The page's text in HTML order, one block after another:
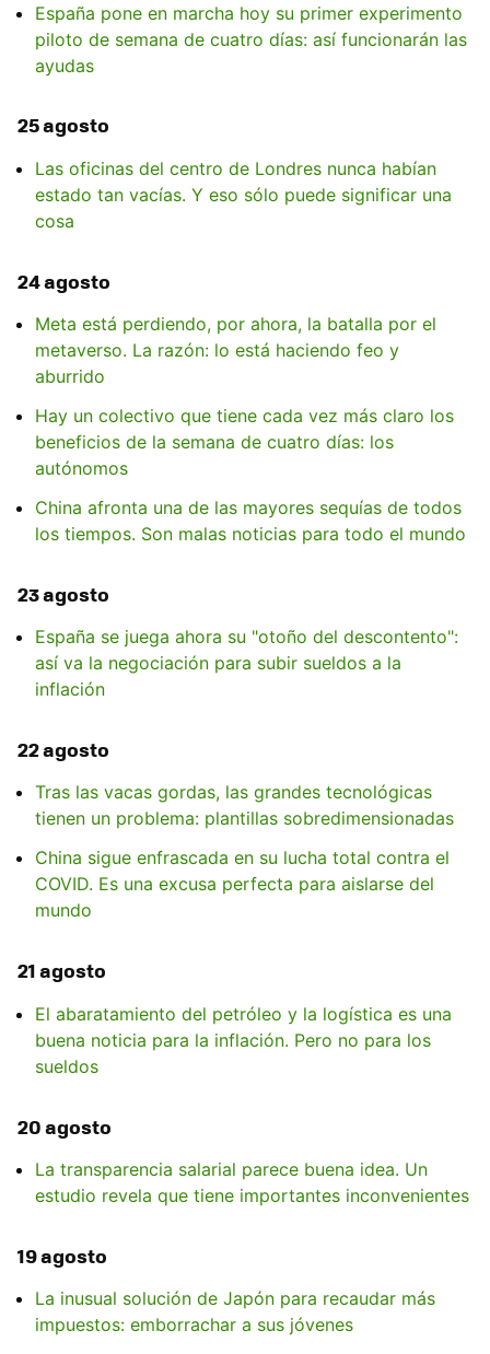
España pone en marcha hoy su primer experimento
piloto de semana de cuatro días: así funcionarán las
ayudas
25 agosto
Las oficinas del centro de Londres nunca habían
estado tan vacías. Y eso sólo puede significar una
cosa
24 agosto
Meta está perdiendo, por ahora, la batalla por el
metaverso. La razón: lo está haciendo feo y
aburrido
Hay un colectivo que tiene cada vez más claro los
beneficios de la semana de cuatro días: los
autónomos
China afronta una de las mayores sequías de todos
los tiempos. Son malas noticias para todo el mundo
23 agosto
España se juega ahora su "otoño del descontento":
así va la negociación para subir sueldos a la
inflación
22 agosto
Tras las vacas gordas, las grandes tecnológicas
tienen un problema: plantillas sobredimensionadas
China sigue enfrascada en su lucha total contra el
COVID. Es una excusa perfecta para aislarse del
mundo
21 agosto
El abaratamiento del petróleo y la logística es una
buena noticia para la inflación. Pero no para los
sueldos
20 agosto
La transparencia salarial parece buena idea. Un
estudio revela que tiene importantes inconvenientes
19 agosto
La inusual solución de Japón para recaudar más
impuestos: emborrachar a sus jóvenes